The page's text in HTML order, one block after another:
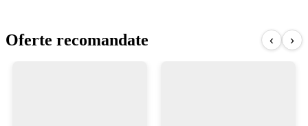
Oferte recomandate ‹ ›